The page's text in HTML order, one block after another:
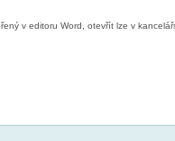
v editoru Word, otevřít lze v